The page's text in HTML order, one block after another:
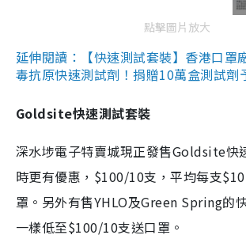
點擊圖片放大
延伸閱讀：【快速測試套裝】香港口罩
毒抗原快速測試劑！捐贈10萬盒測試劑
Goldsite快速測試套裝
深水埗電子特賣城現正發售Goldsite快
時更有優惠，$100/10支，平均每支
罩。另外有售YHLO及Green Spring的
一樣低至$100/10支送口罩。